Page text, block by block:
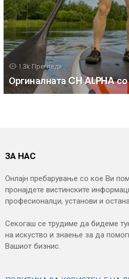
1.3kПрегледи
Оргиналната CH ALPHA
ЗА НАС
Онлајн пребарување со кое Ви
пронајдете вистинските
професионалци, установи и
Секогаш се трудиме да бидеме
на искуство и знаење за да
Вашиот бизнис.